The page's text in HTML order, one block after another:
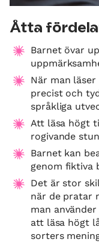
Åtta
Barnet övar
När man
precist och
språkliga
Att läsa högt
rogivande
Barnet kan
genom fiktiva
Det är stor
när de pratar
man
att läsa högt
sorters